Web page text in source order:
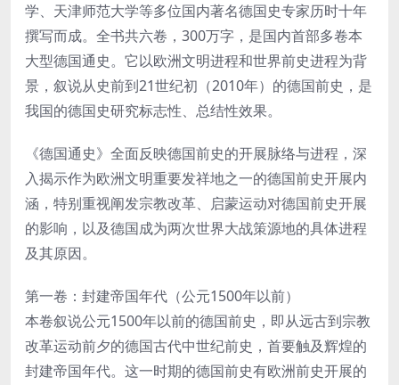
学、天津师范大学等多位国内著名德国史专家历时十年
撰写而成。全书共六卷，300万字，是国内首部多卷本
大型德国通史。它以欧洲文明进程和世界前史进程为背
景，叙说从史前到21世纪初（2010年）的德国前史，是
我国的德国史研究标志性、总结性效果。
《德国通史》全面反映德国前史的开展脉络与进程，深
入揭示作为欧洲文明重要发祥地之一的德国前史开展内
涵，特别重视阐发宗教改革、启蒙运动对德国前史开展
的影响，以及德国成为两次世界大战策源地的具体进程
及其原因。
第一卷：封建帝国年代（公元1500年以前）
本卷叙说公元1500年以前的德国前史，即从远古到宗教
改革运动前夕的德国古代中世纪前史，首要触及辉煌的
封建帝国年代。这一时期的德国前史有欧洲前史开展的